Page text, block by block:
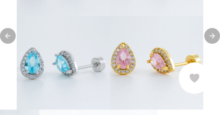
Previous slide